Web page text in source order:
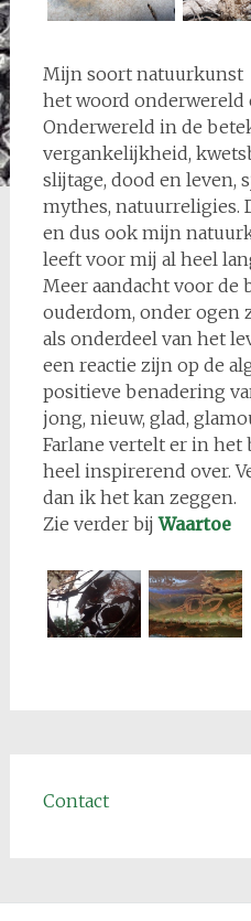
Mijn soort natuurkunst
het woord onderwereld
Onderwereld in de
vergankelijkheid,
slijtage, dood en leven,
mythes, natuurreligies.
en dus ook mijn
leeft voor mij al heel
Meer aandacht voor de
ouderdom, onder ogen
als onderdeel van het
een reactie zijn op de
positieve benadering
jong, nieuw, glad,
Farlane vertelt er in het
heel inspirerend over.
dan ik het kan zeggen.
Zie verder bijWaartoe
Contact